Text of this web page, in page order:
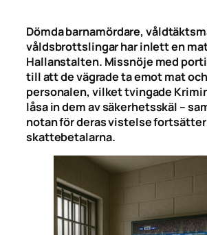
Dömda barnamördare,
våldsbrottslingar har inlett en
Hallanstalten. Missnöje med
till att de vägrade ta emot mat
personalen, vilket tvingade
låsa in dem av säkerhetsskäl –
notan för deras vistelse
skattebetalarna.